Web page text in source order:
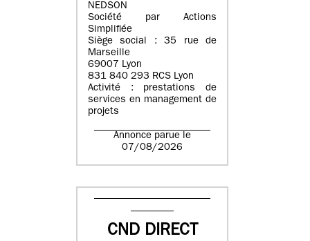
NEDSON
Société par Actions
Simplifiée
Siège social : 35 rue de
Marseille
69007 Lyon
831 840 293 RCS Lyon
Activité : prestations de
services en management de
projets
Annonce parue le
07/08/2026
CND DIRECT